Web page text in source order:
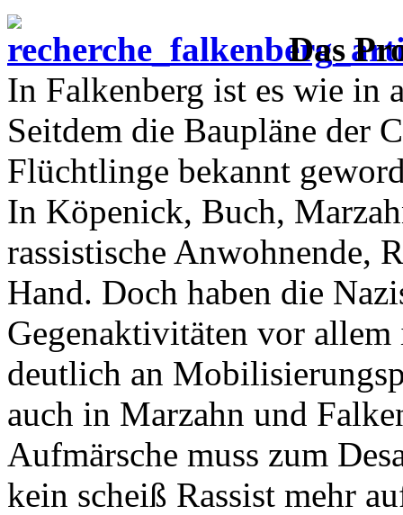
Das
In Falkenberg ist es wie in
Seitdem die Baupläne der
Flüchtlinge bekannt
In Köpenick, Buch,
rassistische Anwohnende,
Hand. Doch haben die
Gegenaktivitäten vor
deutlich an
auch in Marzahn und
Aufmärsche muss zum
kein scheiß Rassist mehr